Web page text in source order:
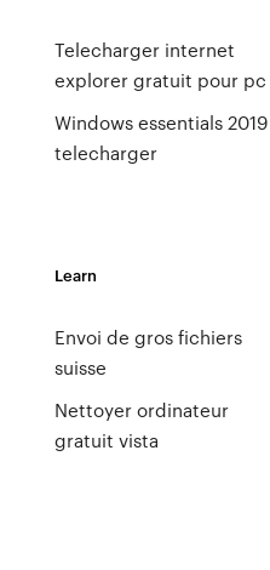
Telecharger internet
explorer gratuit pour pc
Windows essentials 2019
telecharger
Learn
Envoi de gros fichiers
suisse
Nettoyer ordinateur
gratuit vista